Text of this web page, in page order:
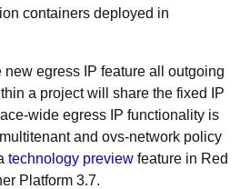
containers deployed in
egress IP feature all outgoing
a project will share the fixed IP
wide egress IP functionality is
and ovs-network policy
technology preview feature in Red
Platform 3.7.